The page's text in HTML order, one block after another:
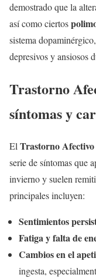
demostrado que la
así como ciertos
sistema
depresivos y ansiosos
Trastorno
síntomas y
El Trastorno
serie de síntomas que
invierno y suelen
principales incluyen:
Sentimientos
Fatiga y falta de
Cambios en el
ingesta,